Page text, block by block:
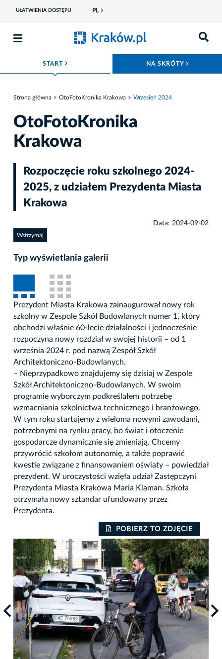
UŁATWIENIA DOSTĘPU PL
START ROZWIŃ MENU NA SKRÓTY
Strona główna OtoFotoKronika Krakowa Wrzesień 2024
OtoFotoKronika
Krakowa
Rozpoczęcie roku szkolnego 2024-
2025, z udziałem Prezydenta Miasta
Krakowa
Data: 2024-09-02
Wstrzymaj
Typ wyświetlania galerii
Prezydent Miasta Krakowa zainaugurował nowy rok
szkolny w Zespole Szkół Budowlanych numer 1, który
obchodzi właśnie 60-lecie działalności i jednocześnie
rozpoczyna nowy rozdział w swojej historii – od 1
września 2024 r. pod nazwą Zespół Szkół
Architektoniczno-Budowlanych.
– Nieprzypadkowo znajdujemy się dzisiaj w Zespole
Szkół Architektoniczno-Budowlanych. W swoim
programie wyborczym podkreślałem potrzebę
wzmacniania szkolnictwa technicznego i branżowego.
W tym roku startujemy z wieloma nowymi zawodami,
potrzebnymi na rynku pracy, bo świat i otoczenie
gospodarcze dynamicznie się zmieniają. Chcemy
przywrócić szkołom autonomię, a także poprawić
kwestie związane z finansowaniem oświaty – powiedział
prezydent. W uroczystości wzięła udział Zastępczyni
Prezydenta Miasta Krakowa Maria Klaman. Szkoła
otrzymała nowy sztandar ufundowany przez
Prezydenta.
POBIERZ TO ZDJĘCIE